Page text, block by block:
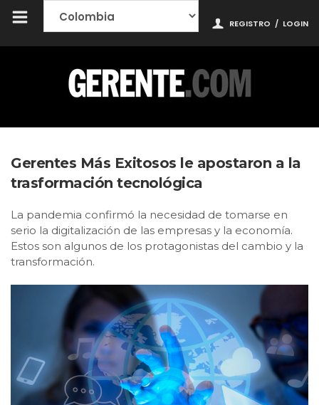
REGISTRO / LOGIN
Gerentes Más Exitosos le apostaron a la
trasformación tecnológica
La pandemia confirmó la necesidad de tomarse en
serio la digitalización de las empresas y la economía.
Estos son algunos de los protagonistas del cambio y la
transformación.